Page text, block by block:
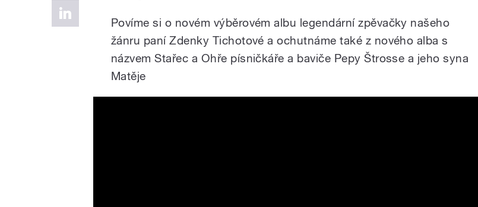
Povíme si o novém výběrovém albu legendární zpěvačky našeho
žánru paní Zdenky Tichotové a ochutnáme také z nového alba s
názvem Stařec a Ohře písničkáře a baviče Pepy Štrosse a jeho syna
Matěje